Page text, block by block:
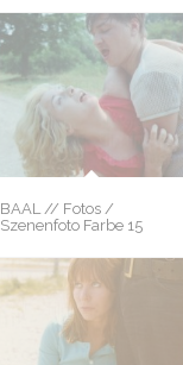
BAAL // Fotos /
Szenenfoto Farbe 15